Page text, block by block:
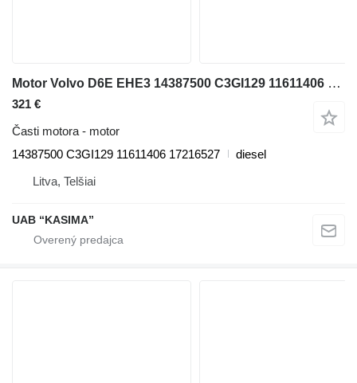
Motor Volvo D6E EHE3 14387500 C3GI129 11611406 17216527 na rýpadla Volvo EW230C
321 €
Časti motora - motor
14387500 C3GI129 11611406 17216527
diesel
Litva, Telšiai
UAB “KASIMA”